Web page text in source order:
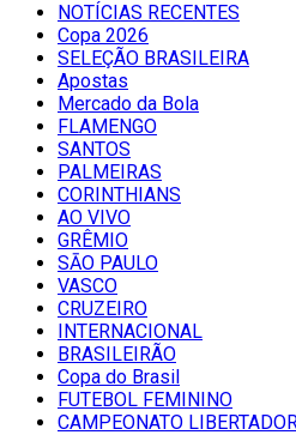
NOTÍCIAS RECENTES
Copa 2026
SELEÇÃO BRASILEIRA
Apostas
Mercado da Bola
FLAMENGO
SANTOS
PALMEIRAS
CORINTHIANS
AO VIVO
GRÊMIO
SĀO PAULO
VASCO
CRUZEIRO
INTERNACIONAL
BRASILEIRÃO
Copa do Brasil
FUTEBOL FEMININO
CAMPEONATO